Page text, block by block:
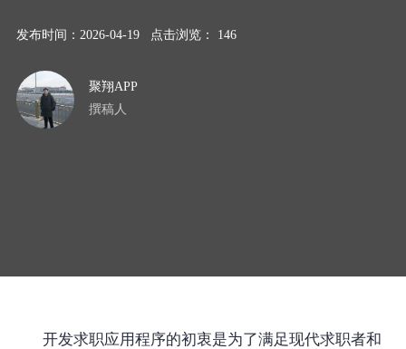
发布时间：2026-04-19 点击浏览： 146
聚翔APP
撰稿人
开发求职应用程序的初衷是为了满足现代求职者和